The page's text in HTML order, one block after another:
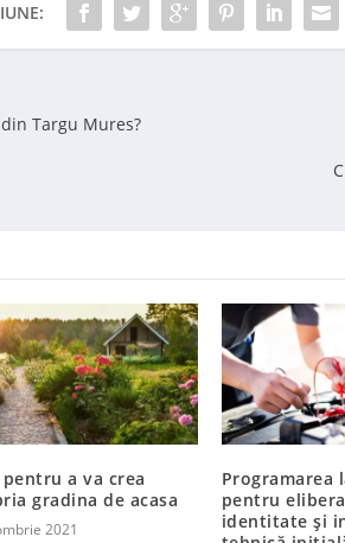
Targu Mures?
pentru a va crea
gradina de acasa
2021
Programarea
pentru
identitate și